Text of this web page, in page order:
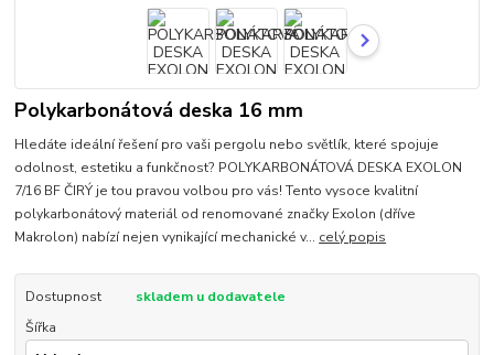
Polykarbonátová deska 16 mm
Hledáte ideální řešení pro vaši pergolu nebo světlík, které spojuje
odolnost, estetiku a funkčnost? POLYKARBONÁTOVÁ DESKA EXOLON
7/16 BF ČIRÝ je tou pravou volbou pro vás! Tento vysoce kvalitní
polykarbonátový materiál od renomované značky Exolon (dříve
Makrolon) nabízí nejen vynikající mechanické v... celý popis
Dostupnost
skladem u dodavatele
Šířka